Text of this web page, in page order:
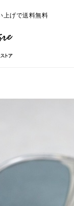
上げで送料無料